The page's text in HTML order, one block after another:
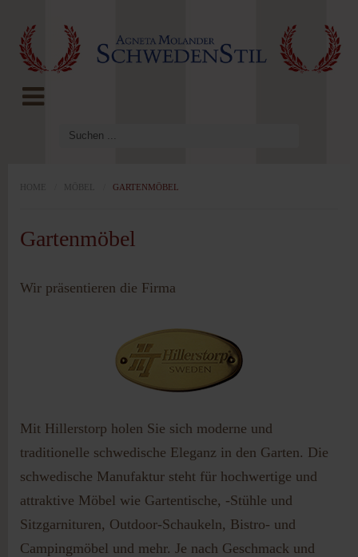
HOME MÖBEL GARTENMÖBEL
Gartenmöbel
Wir präsentieren die Firma
Mit Hillerstorp holen Sie sich moderne und
traditionelle schwedische Eleganz in den Garten. Die
schwedische Manufaktur steht für hochwertige und
attraktive Möbel wie Gartentische, -Stühle und
Sitzgarnituren, Outdoor-Schaukeln, Bistro- und
Campingmöbel und mehr. Je nach Geschmack und
Angemeldet
Passwort vergessen?
Benutzername vergessen?